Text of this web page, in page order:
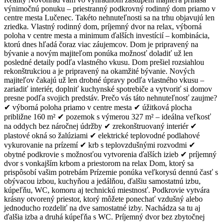
výnimočnú ponuku – priestranný podkrovný rodinný dom priamo v
centre mesta Lučenec. Takéto nehnuteľnosti sa na trhu objavujú len
zriedka. Vlastný rodinný dom, príjemný dvor na relax, výborná
poloha v centre mesta a minimum ďalších investícií – kombinácia,
ktorú dnes hľadá čoraz viac záujemcov. Dom je pripravený na
bývanie a novým majiteľom ponúka možnosť doladiť už len
posledné detaily podľa vlastného vkusu. Dom prešiel rozsiahlou
rekonštrukciou a je pripravený na okamžité bývanie. Nových
majiteľov čakajú už len drobné úpravy podľa vlastného vkusu –
zariadiť interiér, doplniť kuchynské spotrebiče a vytvoriť si domov
presne podľa svojich predstáv. Prečo vás táto nehnuteľnosť zaujme?
✔ výborná poloha priamo v centre mesta ✔ úžitková plocha
približne 160 m² ✔ pozemok s výmerou 327 m² – ideálna veľkosť
na oddych bez náročnej údržby ✔ zrekonštruovaný interiér ✔
plastové okná so žalúziami ✔ elektrické teplovodné podlahové
vykurovanie na prízemí ✔ krb s teplovzdušnými rozvodmi ✔
obytné podkrovie s možnosťou vytvorenia ďalších izieb ✔ príjemný
dvor s vonkajším krbom a priestorom na relax Dom, ktorý sa
prispôsobí vašim potrebám Prízemie ponúka veľkorysú dennú časť s
obývacou izbou, kuchyňou a jedálňou, ďalšiu samostatnú izbu,
kúpeľňu, WC, komoru aj technickú miestnosť. Podkrovie vytvára
krásny otvorený priestor, ktorý môžete ponechať vzdušný alebo
jednoducho rozdeliť na dve samostatné izby. Nachádza sa tu aj
ďalšia izba a druhá kúpeľňa s WC. Príjemný dvor bez zbytočnej